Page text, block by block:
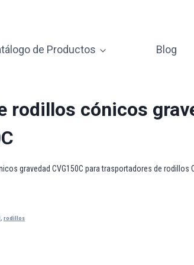
de Productos Blog
rodillos cónicos
gravedad CVG150C para trasportadores de rodillos
, rodillos